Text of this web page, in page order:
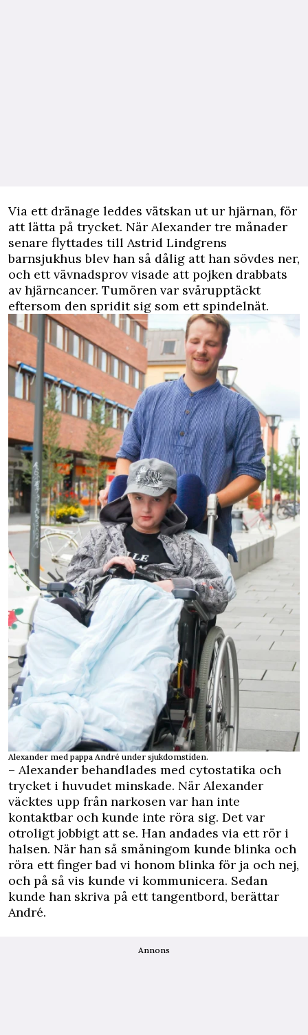
Via ett dränage leddes vätskan ut ur hjärnan, för
att lätta på trycket. När Alexander tre månader
senare flyttades till Astrid Lindgrens
barnsjukhus blev han så dålig att han sövdes ner,
och ett vävnadsprov visade att pojken drabbats
av hjärncancer. Tumören var svårupptäckt
eftersom den spridit sig som ett spindelnät.
Alexander med pappa André under sjukdomstiden.
– Alexander behandlades med cytostatika och
trycket i huvudet minskade. När Alexander
väcktes upp från narkosen var han inte
kontaktbar och kunde inte röra sig. Det var
otroligt jobbigt att se. Han andades via ett rör i
halsen. När han så småningom kunde blinka och
röra ett finger bad vi honom blinka för ja och nej,
och på så vis kunde vi kommunicera. Sedan
kunde han skriva på ett tangentbord, berättar
André.
Annons